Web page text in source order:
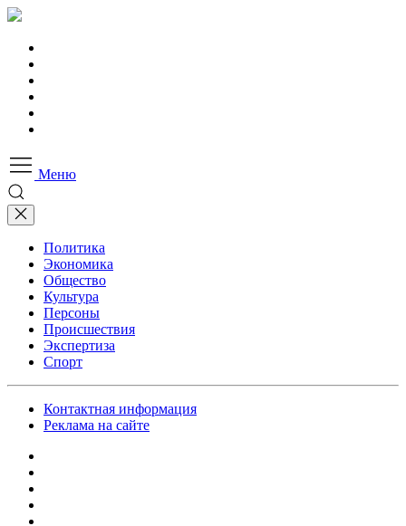
Меню
Политика
Экономика
Общество
Культура
Персоны
Происшествия
Экспертиза
Спорт
Контактная информация
Реклама на сайте